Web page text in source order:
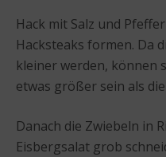
Hack mit Salz und
Hacksteaks formen. Da
kleiner werden, können
etwas größer sein als
Danach die Zwiebeln in
Eisbergsalat grob